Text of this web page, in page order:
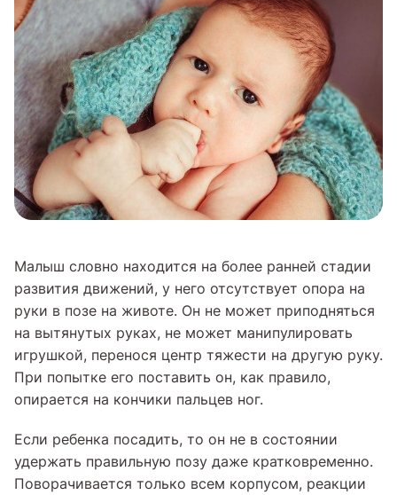
Малыш словно находится на более ранней стадии
развития движений, у него отсутствует опора на
руки в позе на животе. Он не может приподняться
на вытянутых руках, не может манипулировать
игрушкой, перенося центр тяжести на другую руку.
При попытке его поставить он, как правило,
опирается на кончики пальцев ног.
Если ребенка посадить, то он не в состоянии
удержать правильную позу даже кратковременно.
Поворачивается только всем корпусом, реакции